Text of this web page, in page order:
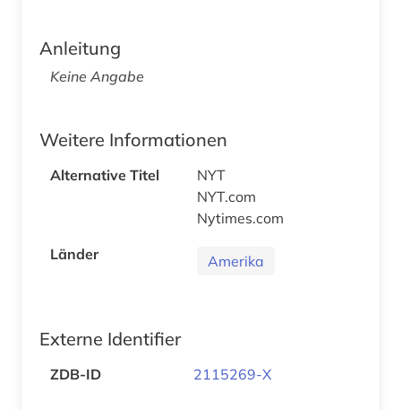
Anleitung
Keine Angabe
Weitere Informationen
Alternative Titel
NYT
NYT.com
Nytimes.com
Länder
Amerika
Externe Identifier
ZDB-ID 2115269-X